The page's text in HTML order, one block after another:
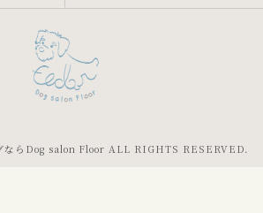
ならDog salon Floor ALL RIGHTS RESERVED.